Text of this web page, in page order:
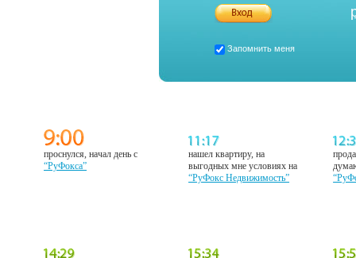
Запомнить меня
проснулся, начал день с
“РуФокса”
нашел квартиру, на
выгодных мне условиях на
“РуФокс Недвижимость”